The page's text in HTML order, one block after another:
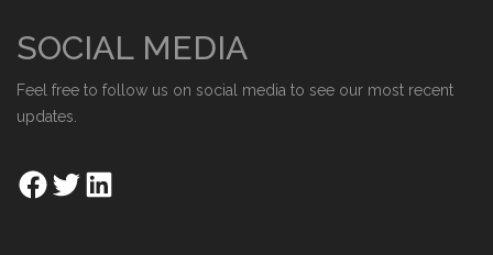
SOCIAL MEDIA
Feel free to follow us on social media to see our most recent
updates.